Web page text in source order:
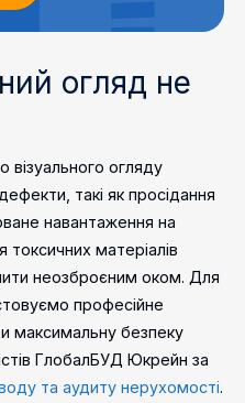
огляд не
візуального огляду
такі як просідання
навантаження на
матеріалів
неозброєним оком. Для
професійне
максимальну безпеку
ГлобалБУД Юкрейн за
та аудиту нерухомості.